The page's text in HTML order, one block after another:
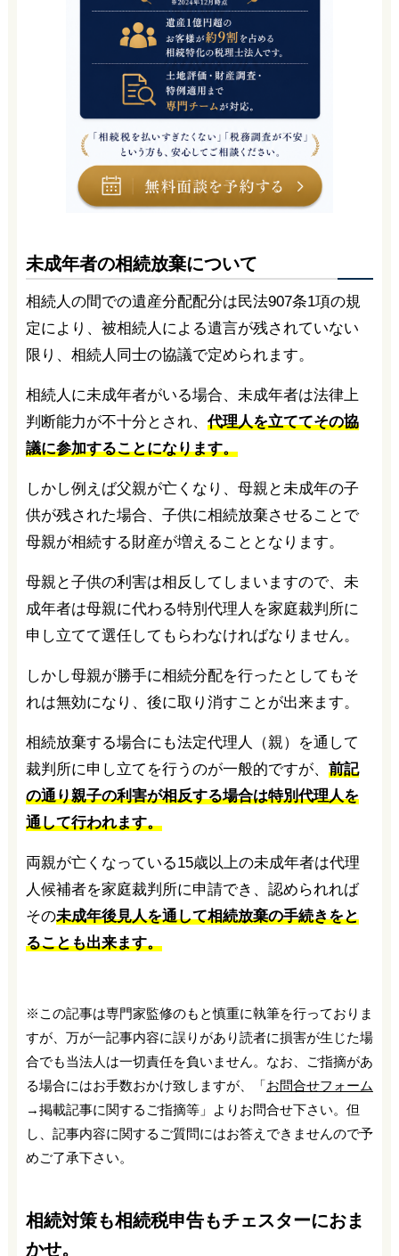
未成年者の相続放棄について
相続人の間での遺産分配配分は民法907条1項の規
定により、被相続人による遺言が残されていない
限り、相続人同士の協議で定められます。
相続人に未成年者がいる場合、未成年者は法律上
判断能力が不十分とされ、 代理人を立ててその協
議に参加することになります。
しかし例えば父親が亡くなり、母親と未成年の子
供が残された場合、子供に相続放棄させることで
母親が相続する財産が増えることとなります。
母親と子供の利害は相反してしまいますので、未
成年者は母親に代わる特別代理人を家庭裁判所に
申し立てて選任してもらわなければなりません。
しかし母親が勝手に相続分配を行ったとしてもそ
れは無効になり、後に取り消すことが出来ます。
相続放棄する場合にも法定代理人（親）を通して
裁判所に申し立てを行うのが一般的ですが、 前記
の通り親子の利害が相反する場合は特別代理人を
通して行われます。
両親が亡くなっている15歳以上の未成年者は代理
人候補者を家庭裁判所に申請でき、認められれば
その未成年後見人を通して相続放棄の手続きをと
ることも出来ます。
※この記事は専門家監修のもと慎重に執筆を行っておりま
すが、万が一記事内容に誤りがあり読者に損害が生じた場
合でも当法人は一切責任を負いません。なお、ご指摘があ
る場合にはお手数おかけ致しますが、「お問合せフォーム
→掲載記事に関するご指摘等」よりお問合せ下さい。但
し、記事内容に関するご質問にはお答えできませんので予
めご了承下さい。
相続対策も相続税申告もチェスターにおま
かせ。